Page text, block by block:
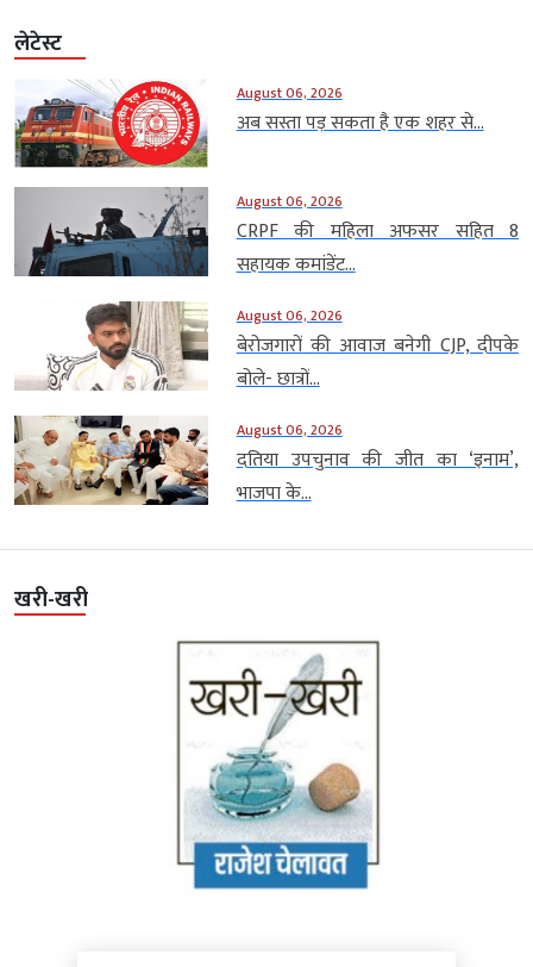
लेटेस्ट
August 06, 2026
अब सस्ता पड़ सकता है एक शहर से...
August 06, 2026
CRPF की महिला अफसर सहित 8
सहायक कमांडेंट...
August 06, 2026
बेरोजगारों की आवाज बनेगी CJP, दीपके
बोले- छात्रों...
August 06, 2026
दतिया उपचुनाव की जीत का ‘इनाम’,
भाजपा के...
खरी-खरी